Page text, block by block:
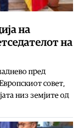
на
на
пред
совет,
низ земјите од